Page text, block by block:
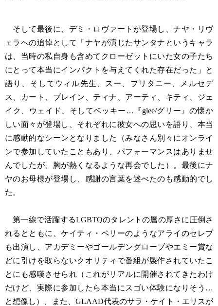
そして最後に、デミ・ロヴァートが登場し、ナヤ・リヴ
ェラへの追悼として「ナヤが演じたサンタナというキャラ
は、当時の私自身も含めてクローゼットにいた女の子たち
にとって本当にインパクトを与えてくれた存在だった」と
語り、そしてウィル先生、スー、ブリタニー、メルセデ
ス、カート、ブレイン、ティナ、アーティ、キティ、ジェ
イク、ウェイド、そしてベッキー…『glee/グリー』の懐か
しい面々が登場し、それぞれに彼女への思いを語り、本当
に感動的なシーンとなりました（みなさん別々にオンライ
ンで参加していたこともあり、パフォーマンスはありませ
んでしたが、胸が熱くなるような再会でした）。最後にナ
ヤのお母様が登場し、感謝の言葉を述べたのも感動的でし
た。
第一線で活躍するLGBTQのタレントの層の厚さに圧倒さ
れるとともに、ケイティ・ペリーのようなアライのセレブ
も出演し、アカデミーやゴールデングローブやエミー賞な
どに引けを取らないクオリティで番組が製作されていたこ
とにも感嘆させられ（これがリアルに開催されてきたわけ
だけど、実際に参加したら本当にスゴい体験になりそう…
と想像し）、また、GLAAD代表のサラ・ケイト・エリスが